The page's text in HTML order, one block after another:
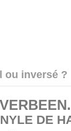
ou inversé ?
.
DE